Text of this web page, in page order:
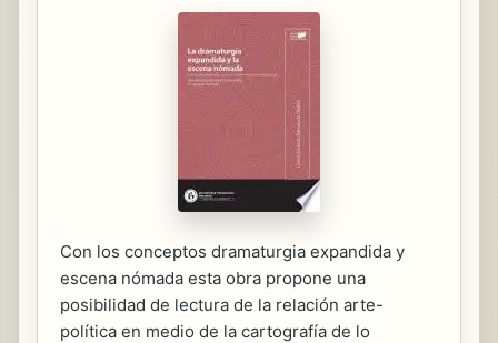
Con los conceptos dramaturgia expandida y
escena nómada esta obra propone una
posibilidad de lectura de la relación arte-
política en medio de la cartografía de lo